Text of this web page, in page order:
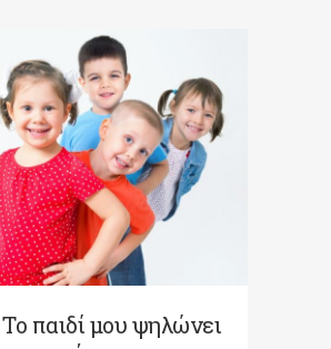
παιδί μου ψηλώνει